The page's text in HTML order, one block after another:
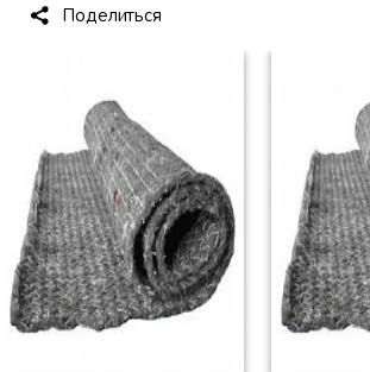
Поделиться